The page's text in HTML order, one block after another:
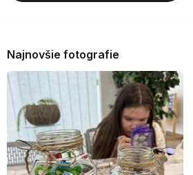
Najnovšie fotografie